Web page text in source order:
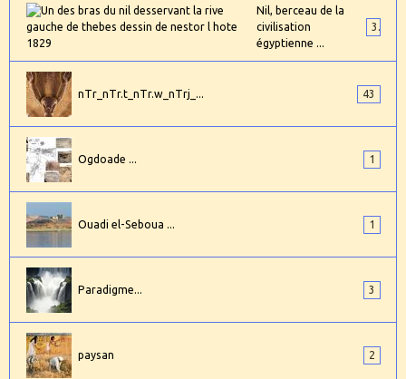
Nil, berceau de la
civilisation
égyptienne ...
3
nTr_nTr.t_nTr.w_nTrj_... 43
Ogdoade ... 1
Ouadi el-Seboua ... 1
Paradigme... 3
paysan 2